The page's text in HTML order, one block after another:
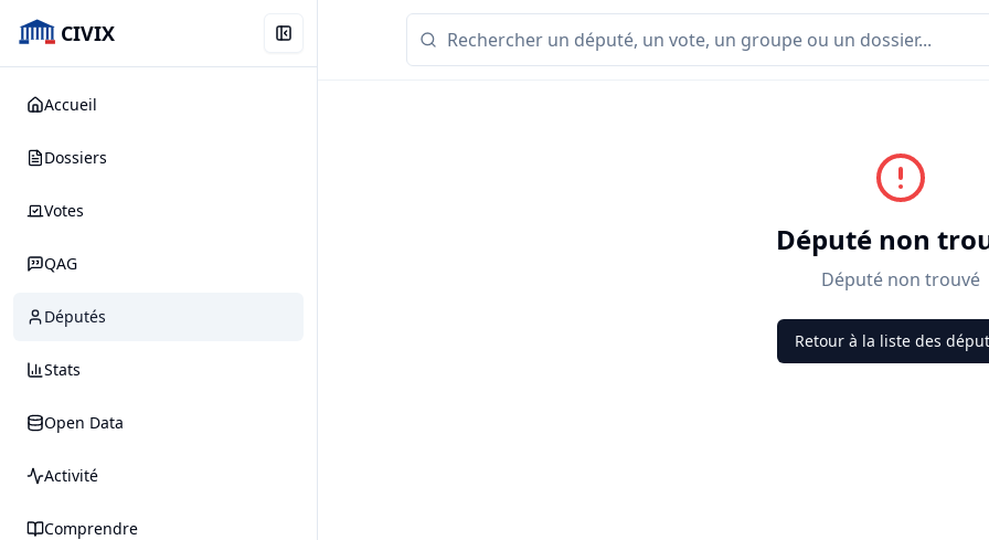
CIVIX
Accueil
Dossiers
Votes
QAG
Députés
Stats
Open Data
Activité
Comprendre
Député non
Député non trouvé
Retour à la liste des